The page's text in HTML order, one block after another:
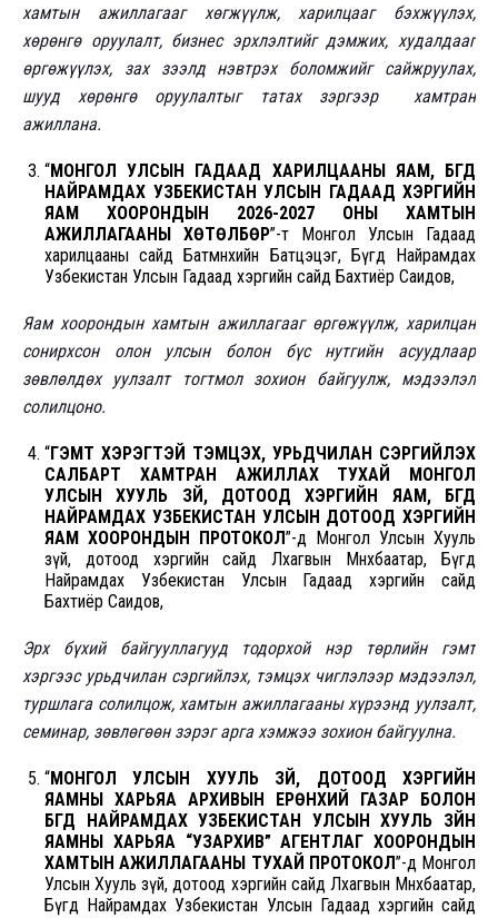
хамтын ажиллагааг хөгжүүлж, харилцааг бэхжүүлэх,
хөрөнгө оруулалт, бизнес эрхлэлтийг дэмжих, худалдааг
өргөжүүлэх, зах зээлд нэвтрэх боломжийг сайжруулах,
шууд хөрөнгө оруулалтыг татах зэргээр хамтран
ажиллана.
“МОНГОЛ УЛСЫН ГАДААД ХАРИЛЦААНЫ ЯАМ, БҮГД
НАЙРАМДАХ УЗБЕКИСТАН УЛСЫН ГАДААД ХЭРГИЙН
ЯАМ ХООРОНДЫН 2026-2027 ОНЫ ХАМТЫН
АЖИЛЛАГААНЫ ХӨТӨЛБӨР”-т Монгол Улсын Гадаад
харилцааны сайд Батмөнхийн Батцэцэг, Бүгд Найрамдах
Узбекистан Улсын Гадаад хэргийн сайд Бахтиёр Саидов,
Яам хоорондын хамтын ажиллагааг өргөжүүлж, харилцан
сонирхсон олон улсын болон бүс нутгийн асуудлаар
зөвлөлдөх уулзалт тогтмол зохион байгуулж, мэдээлэл
солилцоно.
“ГЭМТ ХЭРЭГТЭЙ ТЭМЦЭХ, УРЬДЧИЛАН СЭРГИЙЛЭХ
САЛБАРТ ХАМТРАН АЖИЛЛАХ ТУХАЙ МОНГОЛ
УЛСЫН ХУУЛЬ ЗҮЙ, ДОТООД ХЭРГИЙН ЯАМ, БҮГД
НАЙРАМДАХ УЗБЕКИСТАН УЛСЫН ДОТООД ХЭРГИЙН
ЯАМ ХООРОНДЫН ПРОТОКОЛ”-д Монгол Улсын Хууль
зүй, дотоод хэргийн сайд Лхагвын Мөнхбаатар, Бүгд
Найрамдах Узбекистан Улсын Гадаад хэргийн сайд
Бахтиёр Саидов,
Эрх бүхий байгууллагууд тодорхой нэр төрлийн гэмт
хэргээс урьдчилан сэргийлэх, тэмцэх чиглэлээр мэдээлэл,
туршлага солилцож, хамтын ажиллагааны хүрээнд уулзалт,
семинар, зөвлөгөөн зэрэг арга хэмжээ зохион байгуулна.
“МОНГОЛ УЛСЫН ХУУЛЬ ЗҮЙ, ДОТООД ХЭРГИЙН
ЯАМНЫ ХАРЬЯА АРХИВЫН ЕРӨНХИЙ ГАЗАР БОЛОН
БҮГД НАЙРАМДАХ УЗБЕКИСТАН УЛСЫН ХУУЛЬ ЗҮЙН
ЯАМНЫ ХАРЬЯА “УЗАРХИВ” АГЕНТЛАГ ХООРОНДЫН
ХАМТЫН АЖИЛЛАГААНЫ ТУХАЙ ПРОТОКОЛ”-д Монгол
Улсын Хууль зүй, дотоод хэргийн сайд Лхагвын Мөнхбаатар,
Бүгд Найрамдах Узбекистан Улсын Гадаад хэргийн сайд